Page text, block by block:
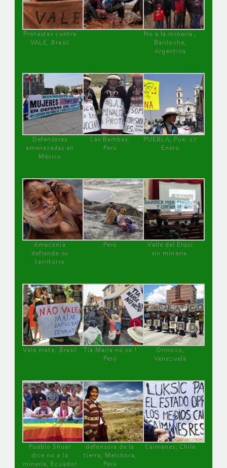
Protestas contra
VALE, Brasil
No a la minería ,
Bariloche,
Argentina
Defensoras
amenazadas en
México
Las Bambas,
Perú
PUEBLA, Pue, 27
Enero
Amazonía
defiende su
territorio
Perú
Valle del Elqui
sin minería.
Vale mata, Brasil
Tía María no va !
Perú
Orinoco,
Venezuela
Pueblo Shuar
dice no a la
minería, Ecuador
defensora de la
tierra, Melchora,
Perú
Caimanes, Chile